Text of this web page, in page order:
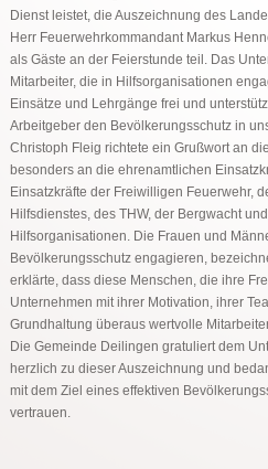
Dienst leistet, die Auszeichnung des
Herr Feuerwehrkommandant Markus
als Gäste an der Feierstunde teil. Das
Mitarbeiter, die in Hilfsorganisationen
Einsätze und Lehrgänge frei und
Arbeitgeber den Bevölkerungsschutz in
Christoph Fleig richtete ein Grußwort an
besonders an die ehrenamtlichen
Einsatzkräfte der Freiwilligen Feuerwehr,
Hilfsdienstes, des THW, der Bergwacht
Hilfsorganisationen. Die Frauen und
Bevölkerungsschutz engagieren,
erklärte, dass diese Menschen, die ihre
Unternehmen mit ihrer Motivation, ihrer
Grundhaltung überaus wertvolle
Die Gemeinde Deilingen gratuliert dem
herzlich zu dieser Auszeichnung und
mit dem Ziel eines effektiven
vertrauen.